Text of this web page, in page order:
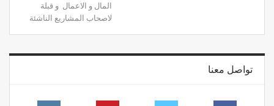
المال و الاعمال و قبلة
لاصحاب المشاريع الناشئة
تواصل معنا